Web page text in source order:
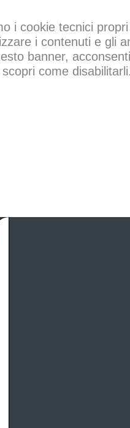
i cookie tecnici
i contenuti e gli
banner,
come